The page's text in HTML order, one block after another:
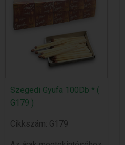
Szegedi Gyufa 100Db * (
G179 )
Cikkszám: G179